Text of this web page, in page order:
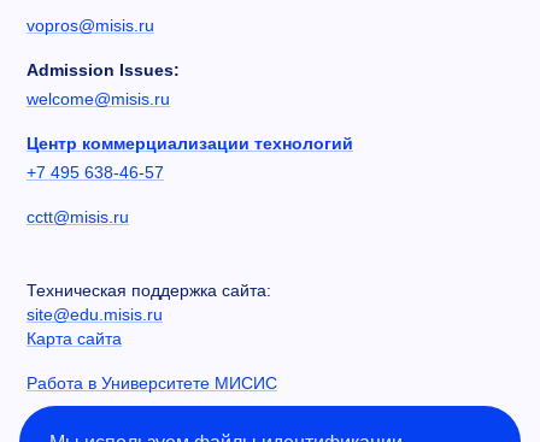
vopros@misis.ru
Admission Issues:
welcome@misis.ru
Центр коммерциализации технологий
+7 495 638-46-57
cctt@misis.ru
Техническая поддержка сайта:
site@edu.misis.ru
Карта сайта
Работа в Университете МИСИС
Сведения об образовательной организации